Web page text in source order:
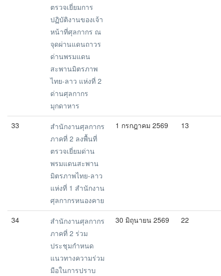
ตรวจเยี่ยมการ
ปฏิบัติงานของเจ้า
หน้าที่ศุลกากร ณ
จุดผ่านแดนถาวร
ด่านพรมแดน
สะพานมิตรภาพ
ไทย-ลาว แห่งที่ 2
ด่านศุลกากร
มุกดาหาร
33
สำนักงานศุลกากร
ภาคที่ 2 ลงพื้นที่
ตรวจเยี่ยมด่าน
พรมแดนสะพาน
มิตรภาพไทย-ลาว
แห่งที่ 1 สำนักงาน
ศุลกากรหนองคาย
1 กรกฎาคม 2569 13
34
สำนักงานศุลกากร
ภาคที่ 2 ร่วม
ประชุมกำหนด
แนวทางความร่วม
มือในการปราบ
30 มิถุนายน 2569 22